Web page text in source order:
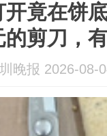
开竟在饼
的剪刀，
山姆熟食
晚报 2026-08-